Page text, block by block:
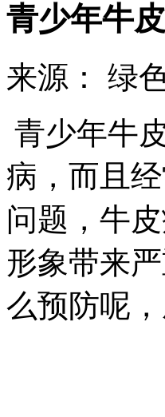
青少年牛
来源： 绿
青少年牛
病，而且
问题，牛
形象带来
么预防呢